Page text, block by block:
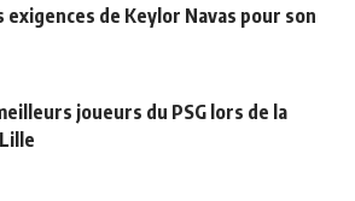
exigences de Keylor Navas pour son
joueurs du PSG lors de la